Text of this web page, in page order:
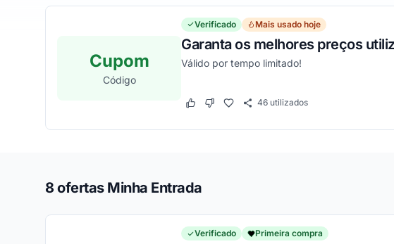
Cupom
Código
Verificado Mais usado hoje
Garanta os melhores preços
Válido por tempo limitado!
Este cupom funcionou
Este cupom não funcionou
46 utilizados
8 ofertas Minha Entrada
Verificado Primeira compra